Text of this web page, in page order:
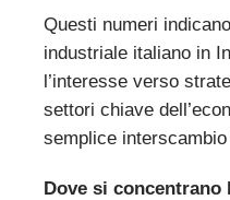
Questi numeri
industriale italiano in
l’interesse verso
settori chiave
semplice
Dove si concentrano